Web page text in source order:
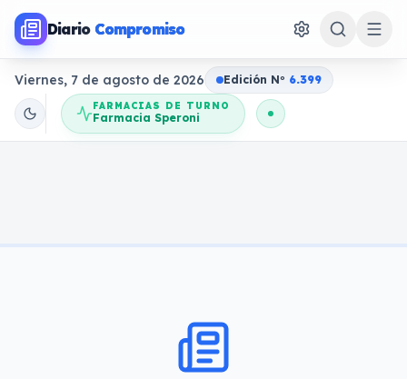
Diario Compromiso
Viernes, 7 de agosto de 2026 Edición No 6.399
FARMACIAS DE TURNO
Farmacia Speroni